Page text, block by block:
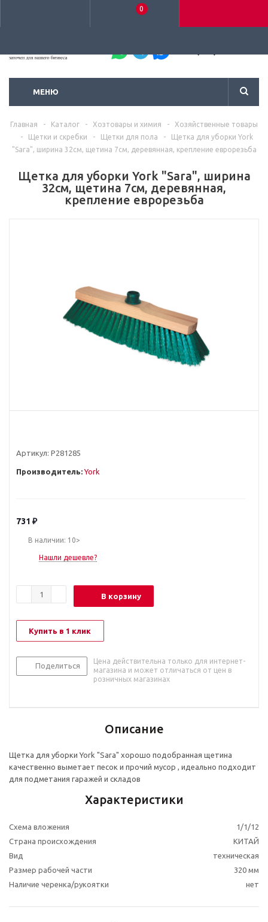
0
МЕНЮ
Главная - Каталог - Хозтовары и химия -
Хозяйственные товары
-
Щетки и скребки - Щетки для пола -
Щетка для уборки York
"Sara", ширина 32см, щетина 7см, деревянная, крепление еврорезьба
Щетка для уборки York "Sara", ширина
32см, щетина 7см, деревянная,
крепление еврорезьба
Артикул: Р281285
Производитель: York
731 ₽
В наличии: 10>
Нашли дешевле?
В корзину
Купить в 1 клик
Поделиться
Цена действительна только для интернет-
магазина и может отличаться от цен в
розничных магазинах
Описание
Щетка для уборки York "Sara" хорошо подобранная щетина
качественно выметает песок и прочий мусор , идеально подходит
для подметания гаражей и складов
Характеристики
Схема вложения
1/1/12
Страна происхождения
КИТАЙ
Вид
техническая
Размер рабочей части
320 мм
Наличие черенка/рукоятки
нет